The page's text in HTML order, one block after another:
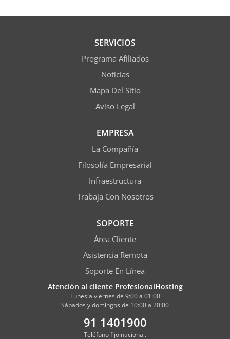
SERVICIOS
Programa Afiliados
Noticias
Mapa Del Sitio
Aviso Legal
EMPRESA
La Compañía
Filosofía Empresarial
Infraestructura
Trabaja Con Nosotros
SOPORTE
Área Cliente
Asistencia Remota
Soporte En Línea
Atención al cliente ProfesionalHosting
Lunes a viernes de 9:00 a 01:00
Sábados y domingos de 10:00 a 20:00
91 1401900
Teléfono fijo nacional.